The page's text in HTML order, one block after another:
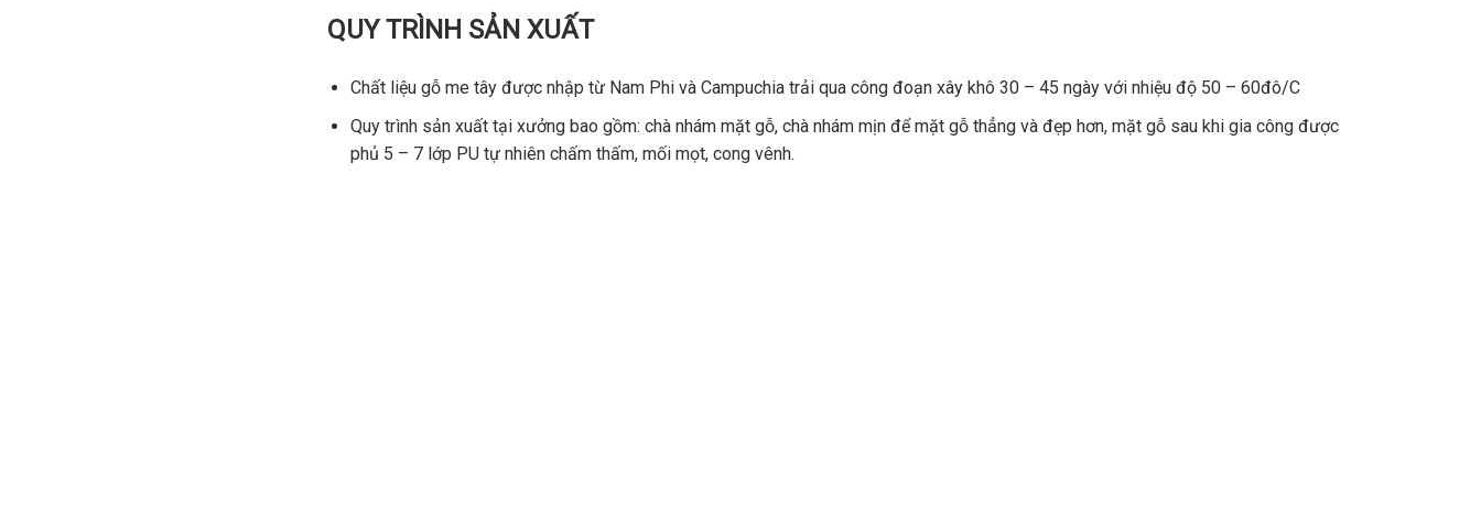
QUY TRÌNH SẢN XUẤT
Chất liệu gỗ me tây được nhập từ Nam Phi và Campuchia trải qua công đoạn xây khô 30 – 45 ngày với nhiệu độ 50 – 60đô/C
Quy trình sản xuất tại xưởng bao gồm: chà nhám mặt gỗ, chà nhám mịn để mặt gỗ thẳng và đẹp hơn, mặt gỗ sau khi gia công được
phủ 5 – 7 lớp PU tự nhiên chấm thấm, mối mọt, cong vênh.